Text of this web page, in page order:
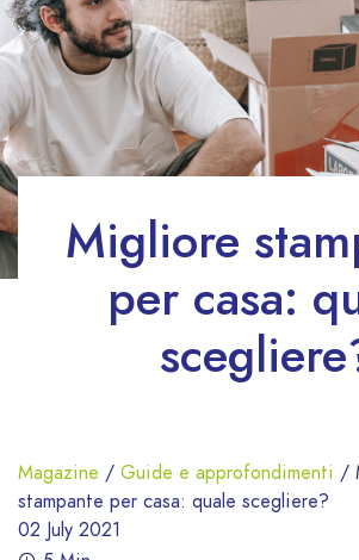
Magazine / Guide e approfondimenti /
stampante per casa: quale scegliere?
02 July 2021
Migliore
per casa: